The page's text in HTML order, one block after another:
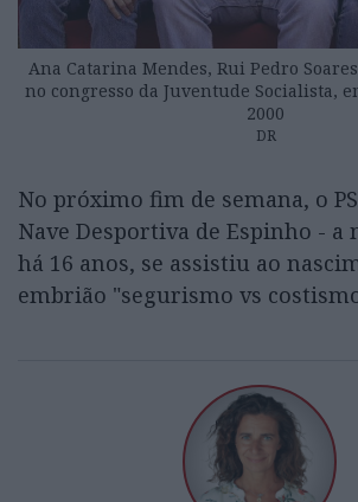
Ana Catarina Mendes, Rui Pedro
no congresso da Juventude Socialista,
2000
DR
No próximo fim de semana, o
Nave Desportiva de Espinho - a
há 16 anos, se assistiu ao
embrião "segurismo vs